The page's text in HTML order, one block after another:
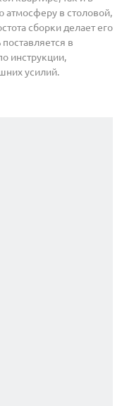
атмосферу в столовой,
сборки делает его
в
инструкции,
усилий.